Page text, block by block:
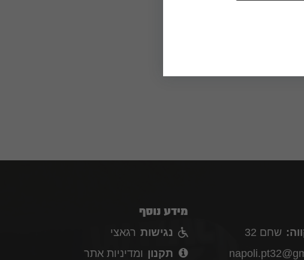
שחם 32
מידע נוסף
נגישות רגאצי
תקנון ומדיניות אתר